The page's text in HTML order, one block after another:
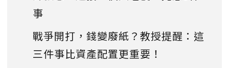
事
戰爭開打，錢變廢紙？教授提醒：這
三件事比資產配置更重要！